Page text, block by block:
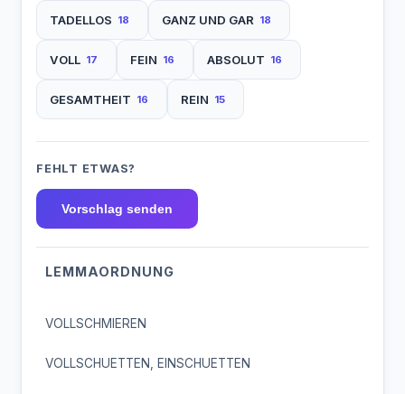
TADELLOS 18 GANZ UND GAR 18
VOLL 17 FEIN 16 ABSOLUT 16
GESAMTHEIT 16 REIN 15
FEHLT ETWAS?
Vorschlag senden
LEMMAORDNUNG
VOLLSCHMIEREN
VOLLSCHUETTEN, EINSCHUETTEN